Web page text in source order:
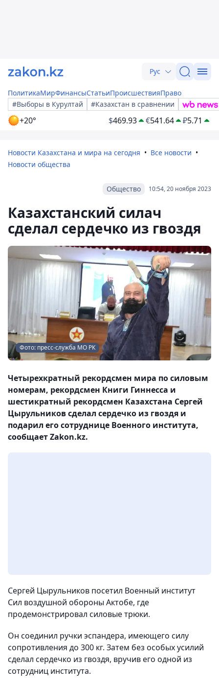
Рус
ПолитикаМирФинансыСтатьиПроисшествияПраво
#Выборы в Курултай
#Казахстан в сравнении
+20° $469.93 €541.64 ₽5.71
Новости Казахстана и мира на сегодня
Все новости
Новости общества
10:54, 20 ноября 2023
Общество
Казахстанский силач
сделал сердечко из гвоздя
Фото: пресс-служба МО РК
Четырехкратный рекордсмен мира по силовым
номерам, рекордсмен Книги Гиннесса и
шестикратный рекордсмен Казахстана Сергей
Цырульников сделал сердечко из гвоздя и
подарил его сотруднице Военного института,
сообщает Zakon.kz.
Сергей Цырульников посетил Военный институт
Сил воздушной обороны Актобе, где
продемонстрировал силовые трюки.
Он соединил ручки эспандера, имеющего силу
сопротивления до 300 кг. Затем без особых усилий
сделал сердечко из гвоздя, вручив его одной из
сотрудниц института.